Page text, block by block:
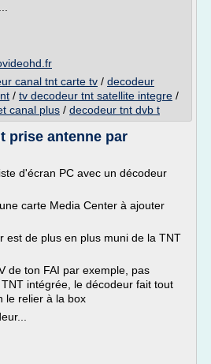
canal tnt carte tv / decodeur
/ tv decodeur tnt satellite integre /
canal plus / decodeur tnt dvb t
prise antenne par
d'écran PC avec un décodeur
carte Media Center à ajouter
est de plus en plus muni de la TNT
de ton FAI par exemple, pas
intégrée, le décodeur fait tout
le relier à la box